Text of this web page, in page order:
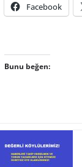
Facebook
Bunu beğen: